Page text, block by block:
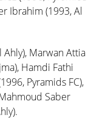
Ibrahim (1993, Al
Ahly), Marwan Attia
Hamdi Fathi
Pyramids FC),
Saber